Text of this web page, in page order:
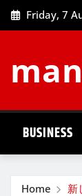
Skip
to
Friday, 7
BUSINESS
Home 新